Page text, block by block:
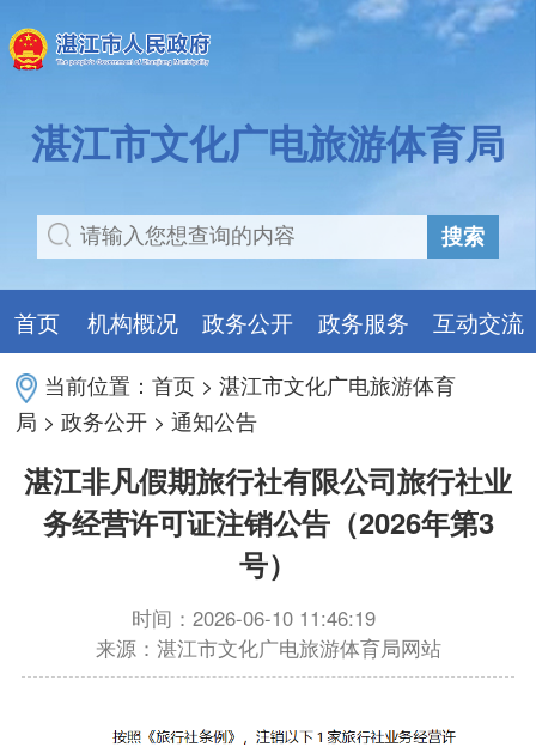
湛江市文化广电旅游体育局
搜索
首页 机构概况 政务公开 政务服务 互动交流
当前位置：首页 >湛江市文化广电旅游体育
局 >政务公开 >通知公告
湛江非凡假期旅行社有限公司旅行社业
务经营许可证注销公告（2026年第3
号）
时间：2026-06-10 11:46:19
来源：湛江市文化广电旅游体育局网站